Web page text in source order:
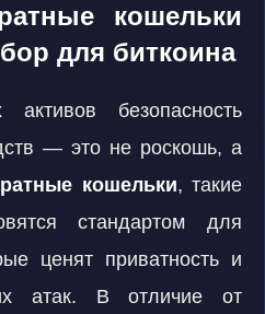
кошельки
для биткоина
безопасность
— это не роскошь, а
кошельки, такие
стандартом для
ценят приватность и
атак. В отличие от